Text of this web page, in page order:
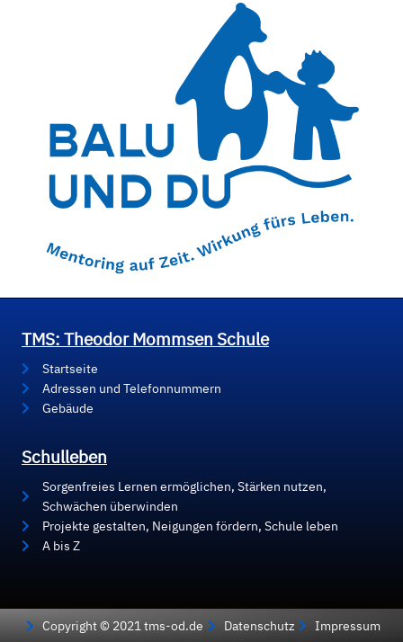
TMS: Theodor Mommsen Schule
Startseite
Adressen und Telefonnummern
Gebäude
Schulleben
Sorgenfreies Lernen ermöglichen, Stärken nutzen,
Schwächen überwinden
Projekte gestalten, Neigungen fördern, Schule leben
A bis Z
Copyright © 2021 tms-od.de Datenschutz Impressum